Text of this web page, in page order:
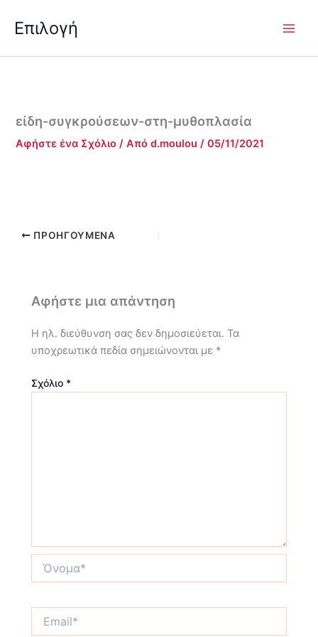
στοΕπιλογή
είδη-συγκρούσεων-στη-μυθοπλασία
Αφήστε ένα Σχόλιο / Απόd.moulou/05/11/2021
ΠΡΟΗΓΟΎΜΕΝΑ
Αφήστε μια απάντηση
Η ηλ. διεύθυνση σας δεν δημοσιεύεται. Τα
υποχρεωτικά πεδία σημειώνονται με *
Σχόλιο *